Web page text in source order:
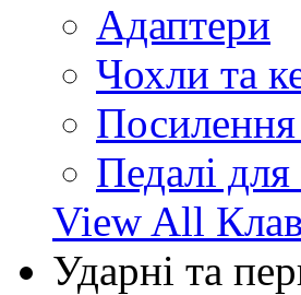
Адаптери
Чохли та
Педалі
View All
Ударні та